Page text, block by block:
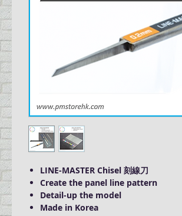
LINE-MASTER Chisel 刻線刀
Create the panel line pattern
Detail-up the model
Made in Korea